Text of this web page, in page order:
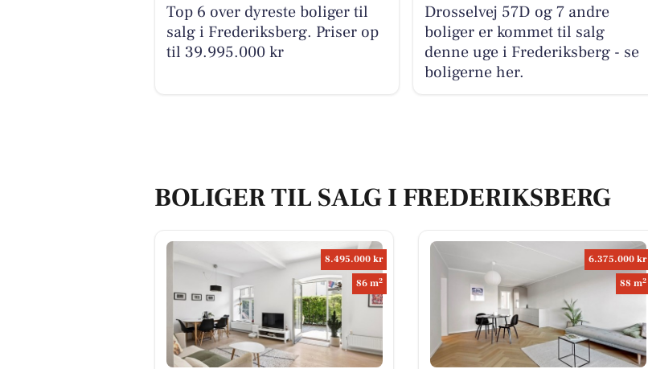
Top 6 over dyreste boliger til
salg i Frederiksberg. Priser op
til 39.995.000 kr
Drosselvej 57D og 7 andre
boliger er kommet til salg
denne uge i Frederiksberg - se
boligerne her.
BOLIGER TIL SALG I FREDERIKSBERG
8.495.000 kr
86 m2
6.375.000 kr
88 m2